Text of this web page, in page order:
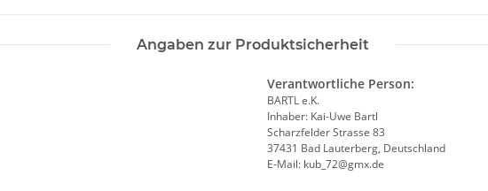
Angaben zur Produktsicherheit
Verantwortliche Person:
BARTL e.K.
Inhaber: Kai-Uwe Bartl
Scharzfelder Strasse 83
37431 Bad Lauterberg, Deutschland
E-Mail: kub_72@gmx.de